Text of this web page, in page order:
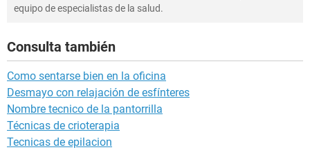
equipo de especialistas de la salud.
Consulta también
Como sentarse bien en la oficina
Desmayo con relajación de esfínteres
Nombre tecnico de la pantorrilla
Técnicas de crioterapia
Tecnicas de epilacion